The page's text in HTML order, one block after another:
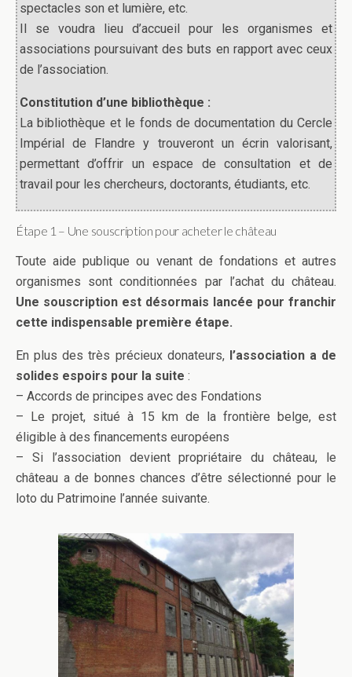
spectacles son et lumière, etc.
Il se voudra lieu d’accueil pour les organismes et
associations poursuivant des buts en rapport avec ceux
de l’association.
Constitution d’une bibliothèque :
La bibliothèque et le fonds de documentation du Cercle
Impérial de Flandre y trouveront un écrin valorisant,
permettant d’offrir un espace de consultation et de
travail pour les chercheurs, doctorants, étudiants, etc.
Étape 1 – Une souscription pour acheter le château
Toute aide publique ou venant de fondations et autres
organismes sont conditionnées par l’achat du château.
Une souscription est désormais lancée pour franchir
cette indispensable première étape.
En plus des très précieux donateurs, l’association a de
solides espoirs pour la suite :
– Accords de principes avec des Fondations
– Le projet, situé à 15 km de la frontière belge, est
éligible à des financements européens
– Si l’association devient propriétaire du château, le
château a de bonnes chances d’être sélectionné pour le
loto du Patrimoine l’année suivante.